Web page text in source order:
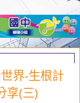
界-生根計
享(三)